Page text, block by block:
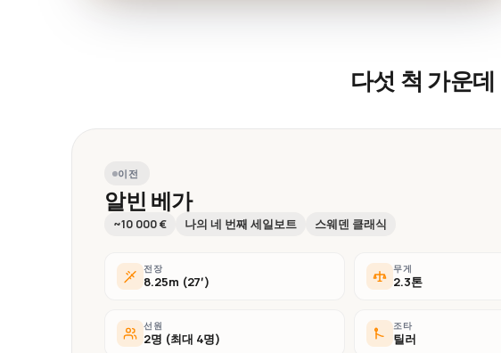
다섯 척 가운데
이전
알빈 베가
~10 000 € 나의 네 번째 세일보트 스웨덴 클래식
전장
8.25m (27′)
무게
2.3톤
선원
2명 (최대 4명)
조타
틸러